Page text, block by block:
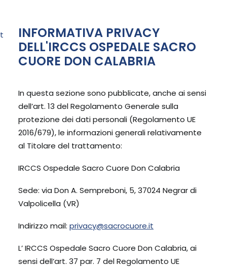
INFORMATIVA PRIVACY
DELL'IRCCS OSPEDALE SACRO
CUORE DON CALABRIA
In questa sezione sono pubblicate, anche ai sensi
dell’art. 13 del Regolamento Generale sulla
protezione dei dati personali (Regolamento UE
2016/679), le informazioni generali relativamente
al Titolare del trattamento:
IRCCS Ospedale Sacro Cuore Don Calabria
Sede: via Don A. Sempreboni, 5, 37024 Negrar di
Valpolicella (VR)
Indirizzo mail: privacy@sacrocuore.it
L’ IRCCS Ospedale Sacro Cuore Don Calabria, ai
sensi dell’art. 37 par. 7 del Regolamento UE